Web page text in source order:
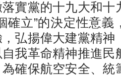
實黨的十九大和十
確立”的決定性意義
弘揚偉大建黨精神
我革命精神推進民
確保航空安全、統